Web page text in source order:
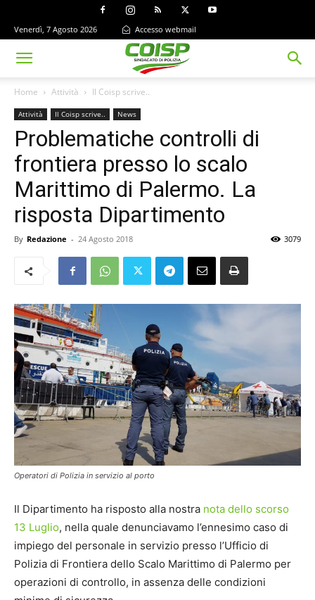
Venerdì, 7 Agosto 2026 Accesso webmail
Home Attività Il Coisp scrive..
Attività Il Coisp scrive.. News
Problematiche controlli di
frontiera presso lo scalo
Marittimo di Palermo. La
risposta Dipartimento
By Redazione - 24 Agosto 2018 3079
Operatori di Polizia in servizio al porto
Il Dipartimento ha risposto alla nostra nota dello scorso
13 Luglio, nella quale denunciavamo l’ennesimo caso di
impiego del personale in servizio presso l’Ufficio di
Polizia di Frontiera dello Scalo Marittimo di Palermo per
operazioni di controllo, in assenza delle condizioni